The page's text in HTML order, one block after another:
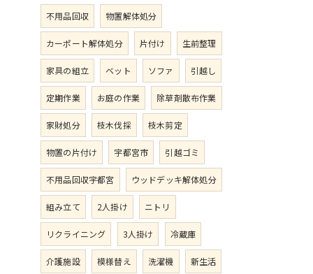
不用品回収 物置解体処分
カーポート解体処分 片付け 生前整理
家具の組立 ベット ソファ 引越し
定期作業 お庭の作業 除草剤散布作業
家財処分 枝木伐採 枝木剪定
物置の片付け 宇都宮市 引越ゴミ
不用品回収宇都宮 ウッドデッキ解体処分
組み立て 2人掛け ニトリ
リクライニング 3人掛け 冷蔵庫
介護施設 模様替え 洗濯機 新生活